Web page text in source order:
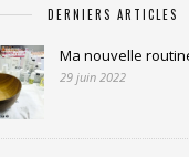
DERNIERS ARTICLES
Ma nouvelle
29 juin 2022